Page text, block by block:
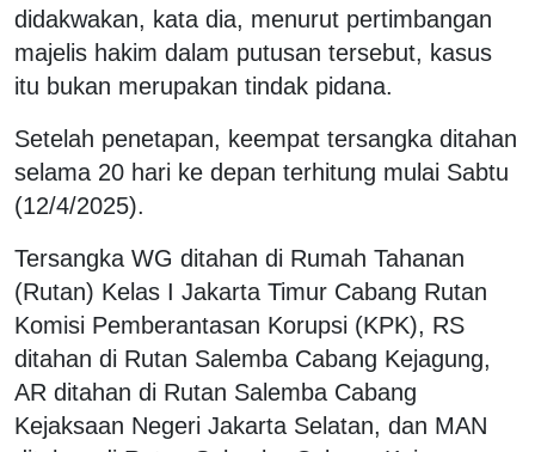
didakwakan, kata dia, menurut pertimbangan
majelis hakim dalam putusan tersebut, kasus
itu bukan merupakan tindak pidana.
Setelah penetapan, keempat tersangka ditahan
selama 20 hari ke depan terhitung mulai Sabtu
(12/4/2025).
Tersangka WG ditahan di Rumah Tahanan
(Rutan) Kelas I Jakarta Timur Cabang Rutan
Komisi Pemberantasan Korupsi (KPK), RS
ditahan di Rutan Salemba Cabang Kejagung,
AR ditahan di Rutan Salemba Cabang
Kejaksaan Negeri Jakarta Selatan, dan MAN